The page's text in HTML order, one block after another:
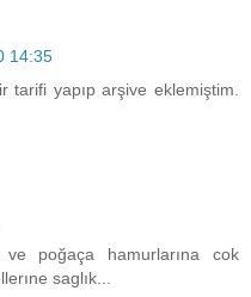
14:35
yapıp arşive eklemiştim.
poğaça hamurlarına cok
saglık...